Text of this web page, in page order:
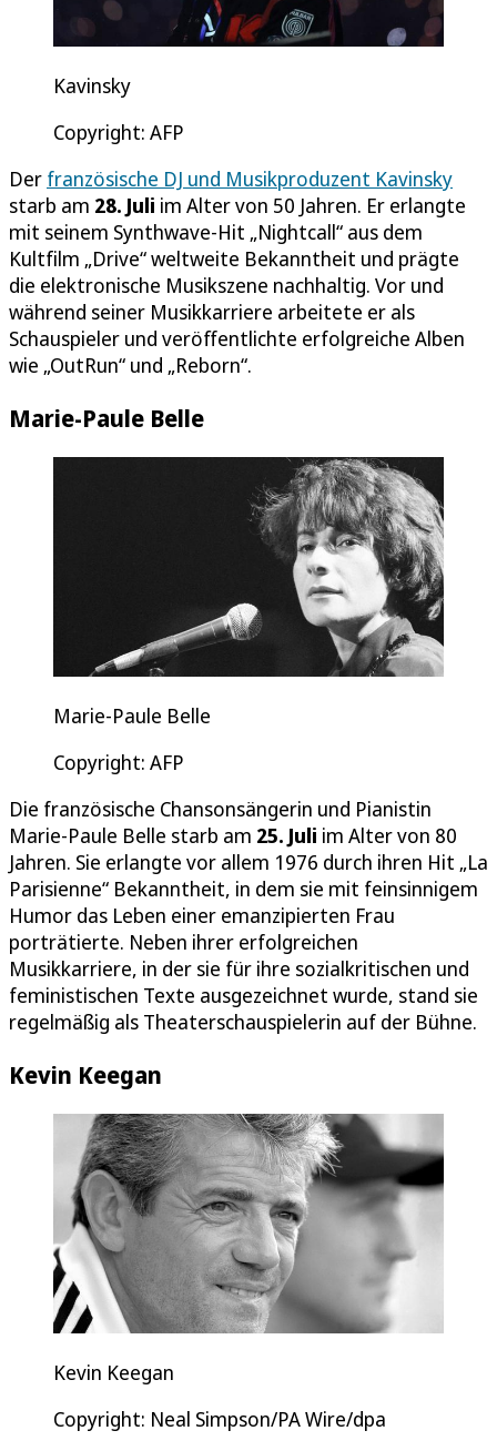
Kavinsky
Copyright: AFP
Der französische DJ und Musikproduzent Kavinsky
starb am 28. Juli im Alter von 50 Jahren. Er erlangte
mit seinem Synthwave-Hit „Nightcall“ aus dem
Kultfilm „Drive“ weltweite Bekanntheit und prägte
die elektronische Musikszene nachhaltig. Vor und
während seiner Musikkarriere arbeitete er als
Schauspieler und veröffentlichte erfolgreiche Alben
wie „OutRun“ und „Reborn“.
Marie-Paule Belle
Marie-Paule Belle
Copyright: AFP
Die französische Chansonsängerin und Pianistin
Marie-Paule Belle starb am 25. Juli im Alter von 80
Jahren. Sie erlangte vor allem 1976 durch ihren Hit „La
Parisienne“ Bekanntheit, in dem sie mit feinsinnigem
Humor das Leben einer emanzipierten Frau
porträtierte. Neben ihrer erfolgreichen
Musikkarriere, in der sie für ihre sozialkritischen und
feministischen Texte ausgezeichnet wurde, stand sie
regelmäßig als Theaterschauspielerin auf der Bühne.
Kevin Keegan
Kevin Keegan
Copyright: Neal Simpson/PA Wire/dpa